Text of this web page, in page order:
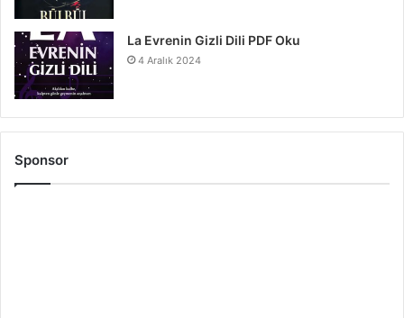
La Evrenin Gizli Dili PDF Oku
4 Aralık 2024
Sponsor